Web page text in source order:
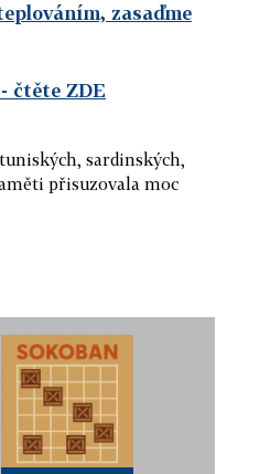
zasaďme
- čtěte ZDE
sardinských,
přisuzovala moc